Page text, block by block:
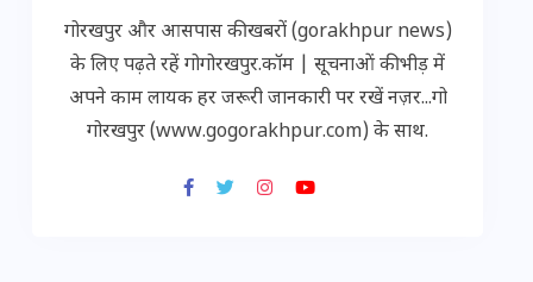
गोरखपुर और आसपास की खबरों (gorakhpur news)
के लिए पढ़ते रहें गोगोरखपुर.कॉम | सूचनाओं की भीड़ में
अपने काम लायक हर जरूरी जानकारी पर रखें नज़र...गो
गोरखपुर (www.gogorakhpur.com) के साथ.